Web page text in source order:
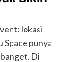
lokasi
Space punya
Di